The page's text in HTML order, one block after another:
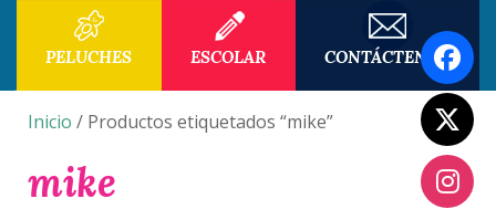
PELUCHES ESCOLAR CONTÁCTENOS
Inicio / Productos etiquetados “mike”
mike